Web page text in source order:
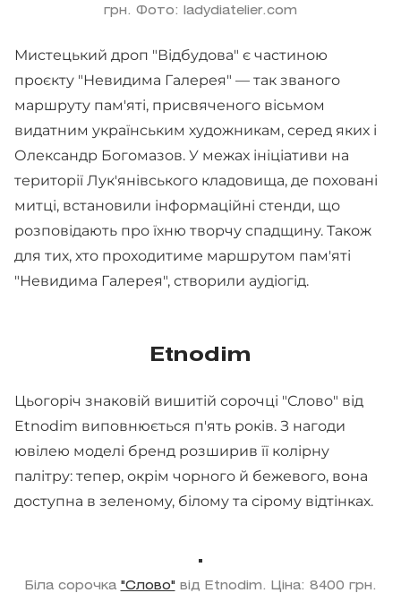
грн. Фото: ladydiatelier.com
Мистецький дроп "Відбудова" є частиною
проєкту "Невидима Галерея" — так званого
маршруту пам'яті, присвяченого вісьмом
видатним українським художникам, серед яких і
Олександр Богомазов. У межах ініціативи на
території Лук'янівського кладовища, де поховані
митці, встановили інформаційні стенди, що
розповідають про їхню творчу спадщину. Також
для тих, хто проходитиме маршрутом пам'яті
"Невидима Галерея", створили аудіогід.
Etnodim
Цьогоріч знаковій вишитій сорочці "Слово" від
Etnodim виповнюється п'ять років. З нагоди
ювілею моделі бренд розширив її колірну
палітру: тепер, окрім чорного й бежевого, вона
доступна в зеленому, білому та сірому відтінках.
Біла сорочка "Слово"від Etnodim. Ціна: 8400 грн.